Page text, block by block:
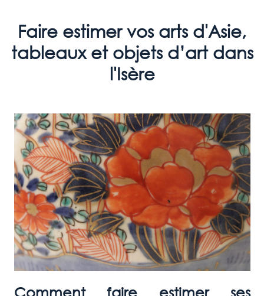
Faire estimer vos arts d'Asie,
tableaux et objets d’art dans
l'Isère
Comment faire estimer ses